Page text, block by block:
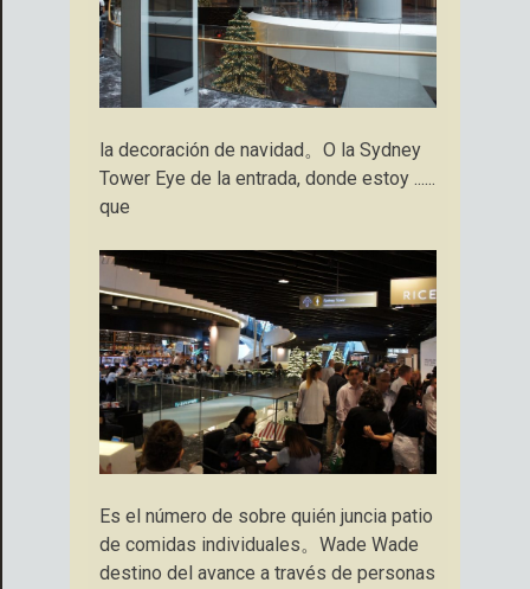
la decoración de navidad。O la Sydney
Tower Eye de la entrada, donde estoy ......
que
Es el número de sobre quién juncia patio
de comidas individuales。Wade Wade
destino del avance a través de personas